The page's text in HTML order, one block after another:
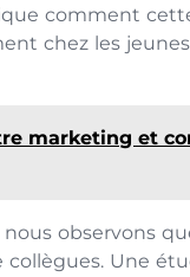
comment
chez les
marketing et
observons
Une